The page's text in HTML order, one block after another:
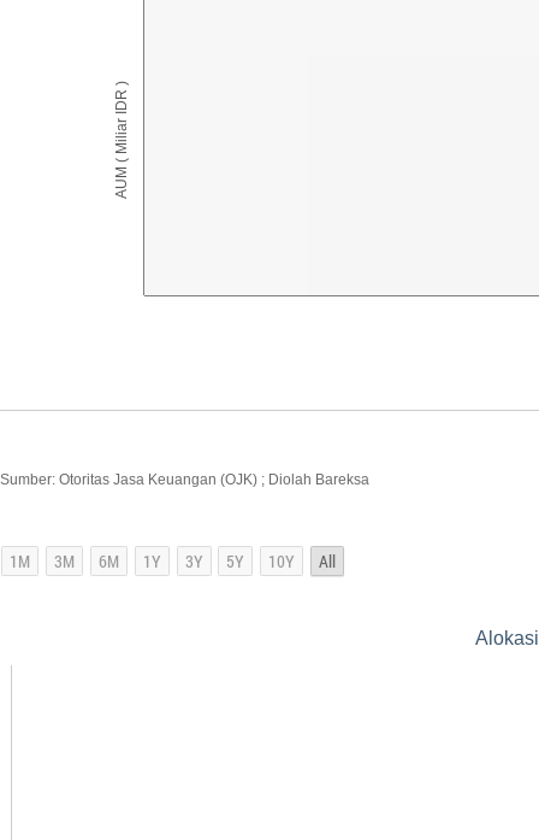
AUM ( Miliar IDR )
Sumber: Otoritas Jasa Keuangan (OJK) ; Diolah Bareksa